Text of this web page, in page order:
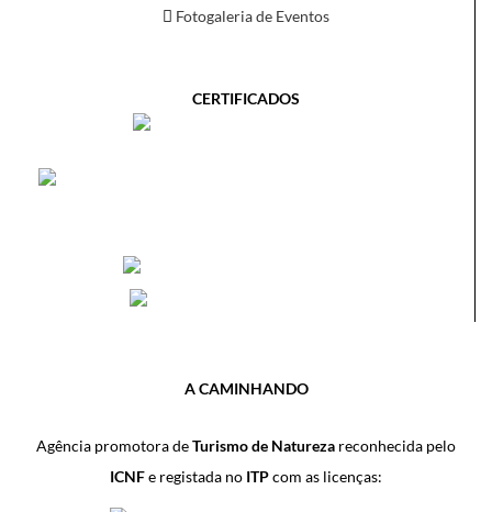
Fotogaleria de Eventos
CERTIFICADOS
A CAMINHANDO
Agência promotora deTurismo de Natureza reconhecida pelo
ICNFe registada no ITPcom as licenças: